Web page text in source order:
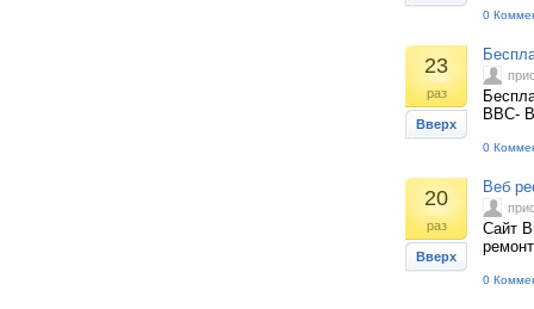
0
23
раз
Вверх
ВВС-
0
20
раз
Вверх
Веб
Сайт
0